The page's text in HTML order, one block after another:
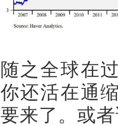
随之全球在
你还活在通
要来了。或